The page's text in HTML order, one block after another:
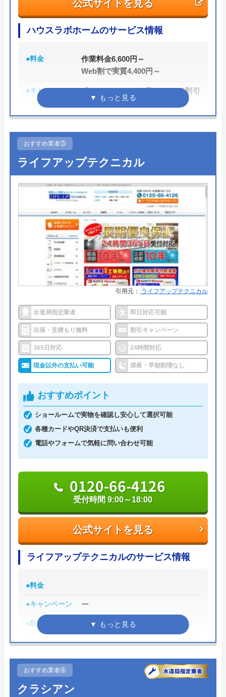
電話で「ホームページを見た」と伝えるだけで3,000
円割引なので、相談する際は電話で相談し、忘れず
に伝えるようにしましょう。
ちなみに、依頼せずとも見積もりにはお金はかから
業者の一つです。
イースマイルの詳細ページはこちら
公式サイトを見る
0120-091-026
受付時間 24時間
イースマイルの基本情報
運営会社 株式会社イースマイル
島村禮孝
創業・設立 1992年6月1日創立
大阪府大阪市中央区瓦屋町3丁目7-3 イ
ースマイルビル
対応エリア
イースマイルのクチコミ on
4.1（198件のクチコミ）
※クチコミの内容について
2 か月前
トイレが詰まって本当に困っていましたが、
イースマイルさんに依頼して大正解でした！
連絡後すぐに駆けつけてくださり、あっとい
う間に解決。スタッフの方も非常に丁寧で、
使えます。迅速な対応に心から感謝します！
Googleクチコミを見る
公式サイトを見る
ハウスラボホームのサービス情報
●料金
作業料金6,600円～
Web割で実質4,400円～
●キャンペーン
「ホームページを見た！」で割引
2,000円
●受付時間
●定休日 年中無休
●出張見積もり 出張・見積もり無料
●支払い方法
現金、クレジットカード、コンビ
ニ後払い、QRコード決済
●累計実績
提携先は大手企業との法人契約多
数
●保証・保険
商品保証最長10年・施工保証最長5
年
ハウスラボホームがおすすめの理由
ハウスラボホームは全国各地に拠点を構えている水
道修理業者です。トイレ、キッチン、浴室などの水
まわりトラブル全般に対応しており、作業料金が
6,600円からとお手頃価格で提供をしています。
万が一、水まわりに問題が発生した場合は、最短20
分でお客様の元にスタッフが駆けつけます。出張見
積もりキャンセルは0円、深夜早朝でも割増料金は
一切ありません。業務や知識の習得のために厳しい
自社研修を実施しているため、技術には問題ないよ
トラブルの原因や作業例などが分かりやすく記載さ
れており、依頼の際も安心できますね。候補のひと
つにしてみてください。
伝えると作業料金が2,000円割引になるWEB割があ
りますので、相談する際は必ず電話で相談し、その
際には必ず「サイトを見た」と伝えましょう。
公式サイトを見る
まずは電話相談！
0120-221-611
受付時間 24時間 年中無休
おすすめ業者③
ライフアップテクニカル
引用元： ライフアップテクニカル
水道局指定業者 即日対応可能
出張・見積もり無料 割引キャンペーン
365日対応 24時間対応
現金以外の支払い可能 深夜・早朝割増なし
おすすめポイント
ショールームで実物を確認し安心して選択可能
各種カードやQR決済で支払いも便利
電話やフォームで気軽に問い合わせ可能
公式サイトを見る
0120-66-4126
受付時間 9:00～18:00
ライフアップテクニカルのサービス情報
●料金
●キャンペーン ー
●駆けつけ時間
●受付時間 9:00～18:00
●定休日 日曜日・祝日・お盆・年末年始
●出張見積もり
おすすめ業者④
クラシアン